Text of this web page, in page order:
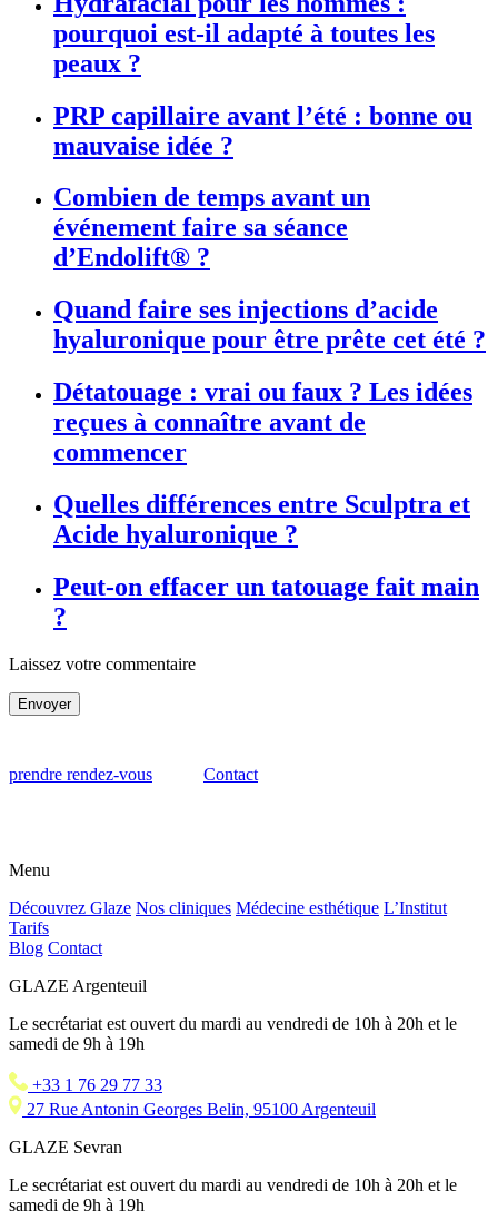
pourquoi est-il adapté à toutes les
peaux ?
PRP capillaire avant l’été : bonne ou
mauvaise idée ?
Combien de temps avant un
événement faire sa séance
d’Endolift® ?
Quand faire ses injections d’acide
hyaluronique pour être prête cet été ?
Détatouage : vrai ou faux ? Les idées
reçues à connaître avant de
commencer
Quelles différences entre Sculptra et
Acide hyaluronique ?
Peut-on effacer un tatouage fait main
?
Laissez votre commentaire
Envoyer
prendre rendez-vous Contact
Menu
Découvrez Glaze Nos cliniques Médecine esthétique L’Institut
Tarifs
Blog Contact
GLAZE Argenteuil
Le secrétariat est ouvert du mardi au vendredi de 10h à 20h et le
samedi de 9h à 19h
+33 1 76 29 77 33
27 Rue Antonin Georges Belin, 95100 Argenteuil
GLAZE Sevran
Le secrétariat est ouvert du mardi au vendredi de 10h à 20h et le
samedi de 9h à 19h